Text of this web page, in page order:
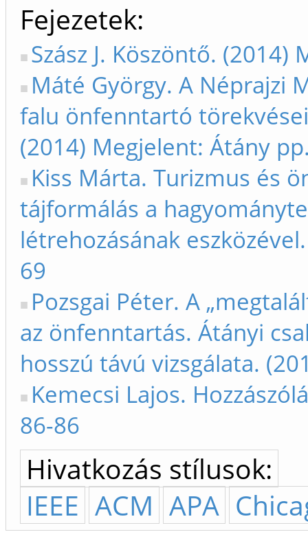
Fejezetek
Szász J. Köszöntő.
Máté György. A Néprajzi
falu önfenntartó
(2014) Megjelent: Átány
Kiss Márta. Turizmus és
tájformálás a
létrehozásának
69
Pozsgai Péter. A
az önfenntartás. Átányi
hosszú távú vizsgálata.
Kemecsi Lajos.
86-86
Hivatkozás stílusok:
IEEE ACM APA